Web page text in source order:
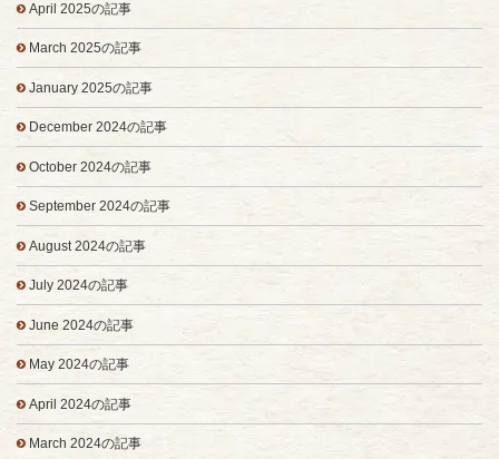
April 2025の記事
March 2025の記事
January 2025の記事
December 2024の記事
October 2024の記事
September 2024の記事
August 2024の記事
July 2024の記事
June 2024の記事
May 2024の記事
April 2024の記事
March 2024の記事